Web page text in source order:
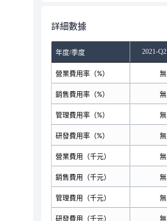
詳細數據
年度/季度 2021-Q2
營業費用率（%）
銷售費用率（%）
管理費用率（%）
研發費用率（%）
營業費用（千元）
銷售費用（千元）
管理費用（千元）
研發費用（千元）
無
無
無
無
無
無
無
無